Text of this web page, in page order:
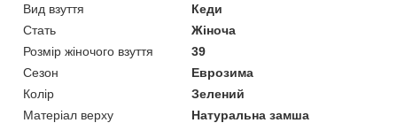
Вид взуття
Кеди
Стать
Жіноча
Розмір жіночого взуття
39
Сезон
Еврозима
Колір
Зелений
Матеріал верху
Натуральна замша